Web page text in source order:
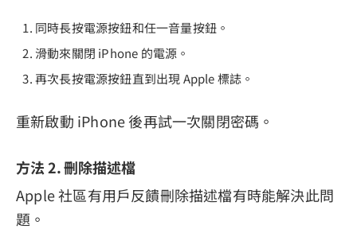
同時長按電源按鈕和任一音量按鈕。
滑動來關閉 iPhone 的電源。
再次長按電源按鈕直到出現 Apple 標誌。
重新啟動 iPhone 後再試一次關閉密碼。
方法 2. 刪除描述檔
Apple 社區有用戶反饋刪除描述檔有時能解決此問
題。